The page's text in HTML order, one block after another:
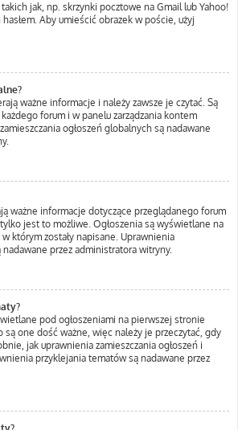
jak, np. skrzynki pocztowe na Gmail lub Yahoo!
Aby umieścić obrazek w poście, użyj
ważne informacje i należy zawsze je czytać. Są
forum i w panelu zarządzania kontem
ogłoszeń globalnych są nadawane
ważne informacje dotyczące przeglądanego forum
jest to możliwe. Ogłoszenia są wyświetlane na
którym zostały napisane. Uprawnienia
nadawane przez administratora witryny.
pod ogłoszeniami na pierwszej stronie
są one dość ważne, więc należy je przeczytać, gdy
jak uprawnienia zamieszczania ogłoszeń i
przyklejania tematów są nadawane przez